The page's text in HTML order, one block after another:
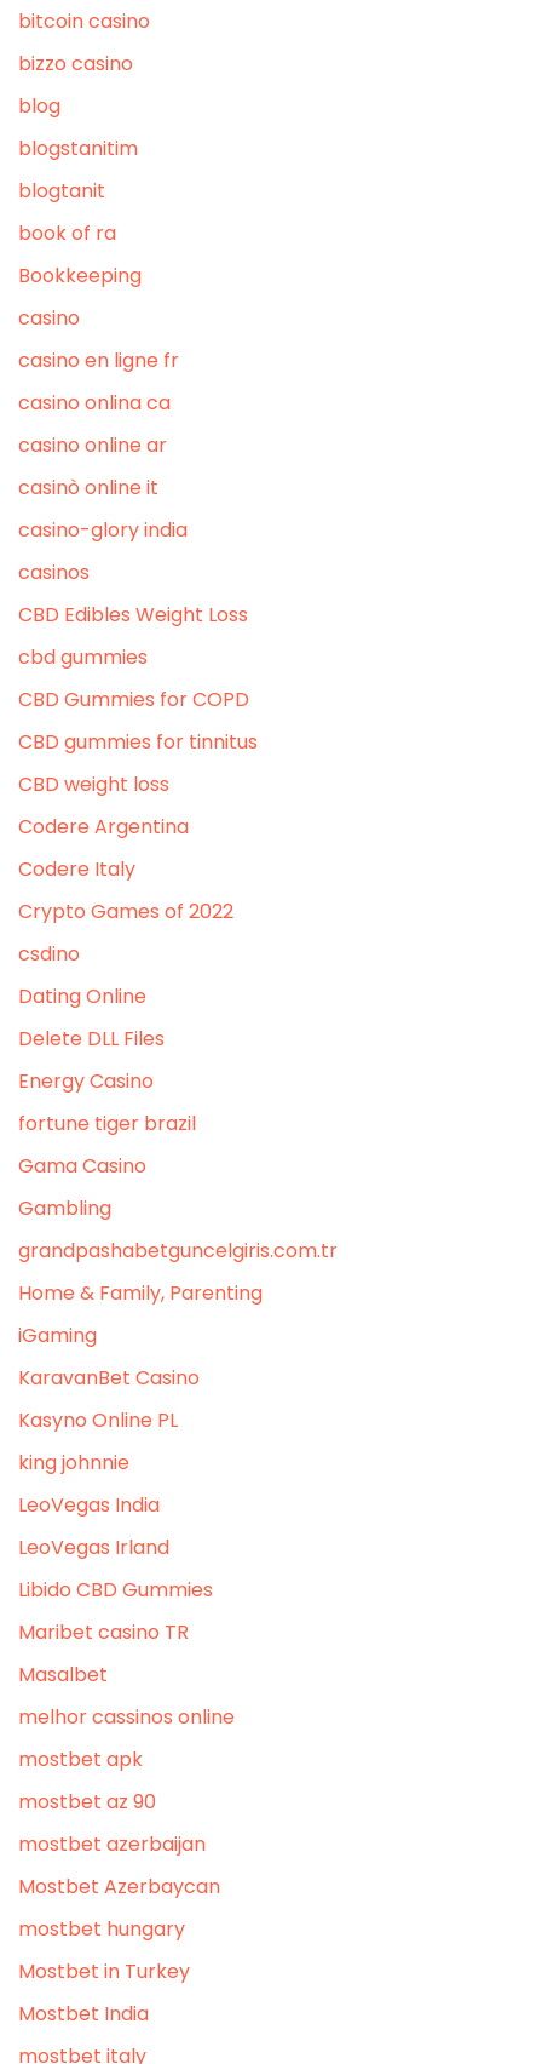
bitcoin casino
bizzo casino
blog
blogstanitim
blogtanit
book of ra
Bookkeeping
casino
casino en ligne fr
casino onlina ca
casino online ar
casinò online it
casino-glory india
casinos
CBD Edibles Weight Loss
cbd gummies
CBD Gummies for COPD
CBD gummies for tinnitus
CBD weight loss
Codere Argentina
Codere Italy
Crypto Games of 2022
csdino
Dating Online
Delete DLL Files
Energy Casino
fortune tiger brazil
Gama Casino
Gambling
grandpashabetguncelgiris.com.tr
Home & Family, Parenting
iGaming
KaravanBet Casino
Kasyno Online PL
king johnnie
LeoVegas India
LeoVegas Irland
Libido CBD Gummies
Maribet casino TR
Masalbet
melhor cassinos online
mostbet apk
mostbet az 90
mostbet azerbaijan
Mostbet Azerbaycan
mostbet hungary
Mostbet in Turkey
Mostbet India
mostbet italy